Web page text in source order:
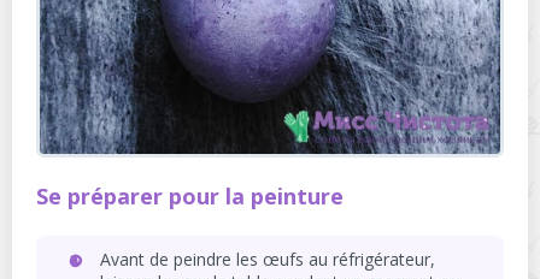
Se préparer pour la peinture
Avant de peindre les œufs au réfrigérateur,